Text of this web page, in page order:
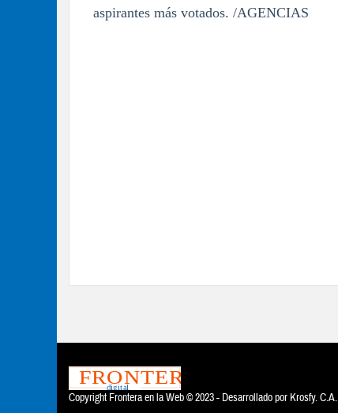
aspirantes más votados. /AGENCIAS
Copyright Frontera en la Web © 2023 - Desarrollado por Krosfy. C.A.